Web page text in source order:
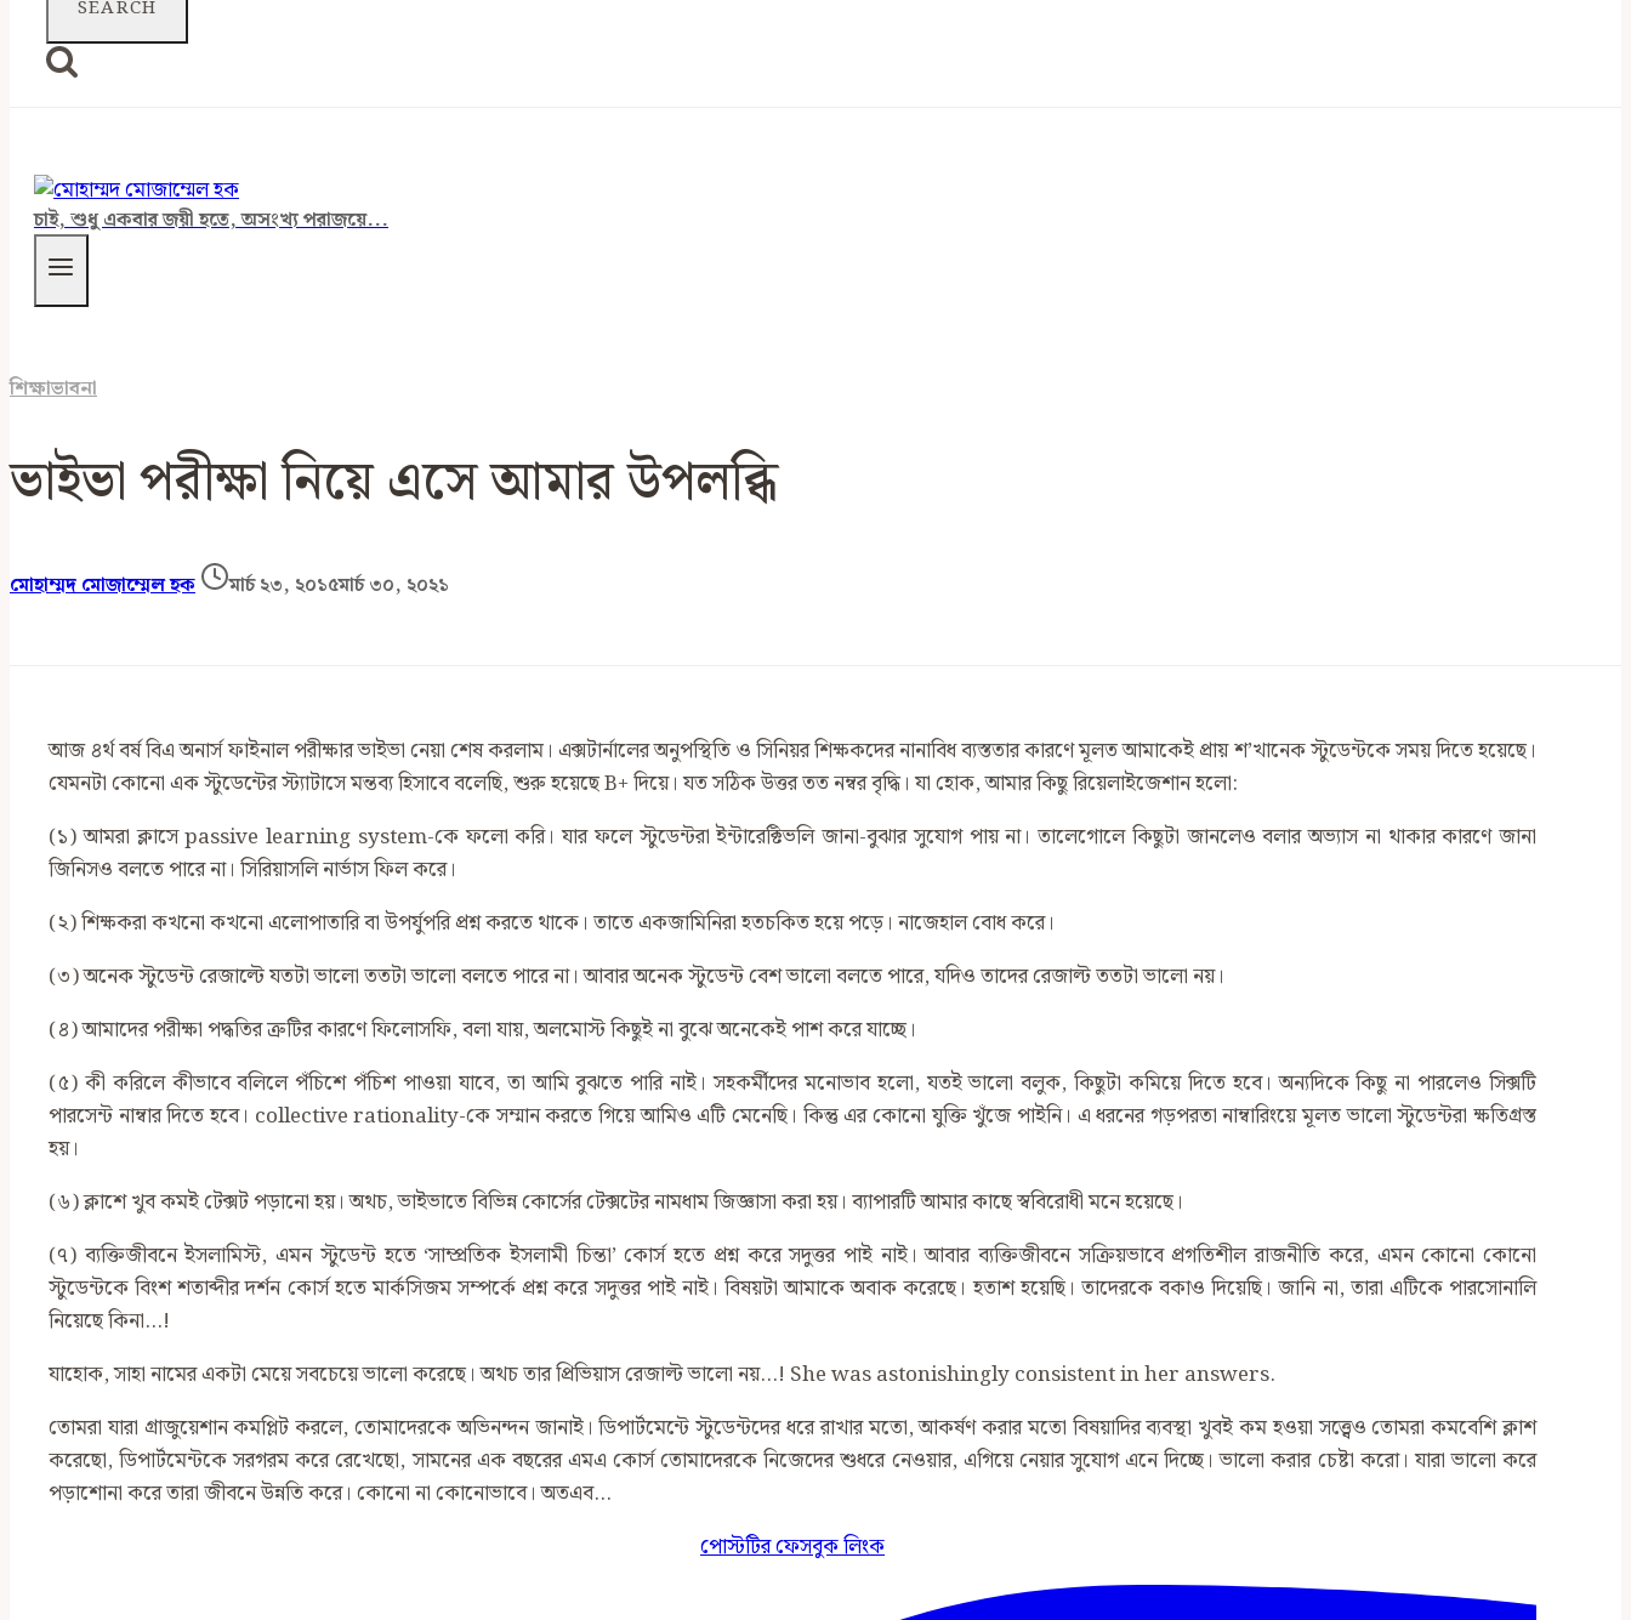
চাই, শুধু একবার জয়ী হতে, অসংখ্য পরাজয়ে...
শিক্ষাভাবনা
ভাইভা পরীক্ষা নিয়ে এসে আমার উপলব্ধি
মোহাম্মদ মোজাম্মেল হক মার্চ ২৩, ২০১৫মার্চ ৩০, ২০২১
আজ ৪র্থ বর্ষ বিএ অনার্স ফাইনাল পরীক্ষার ভাইভা নেয়া শেষ করলাম। এক্সটার্নালের অনুপস্থিতি ও সিনিয়র শিক্ষকদের নানাবিধ ব্যস্ততার কারণে মূলত আমাকেই প্রায় শ’খানেক স্টুডেন্টকে সময় দিতে হয়েছে।
যেমনটা কোনো এক স্টুডেন্টের স্ট্যাটাসে মন্তব্য হিসাবে বলেছি, শুরু হয়েছে B+ দিয়ে। যত সঠিক উত্তর তত নম্বর বৃদ্ধি। যা হোক, আমার কিছু রিয়েলাইজেশান হলো:
(১) আমরা ক্লাসে passive learning system-কে ফলো করি। যার ফলে স্টুডেন্টরা ইন্টারেক্টিভলি জানা-বুঝার সুযোগ পায় না। তালেগোলে কিছুটা জানলেও বলার অভ্যাস না থাকার কারণে জানা
জিনিসও বলতে পারে না। সিরিয়াসলি নার্ভাস ফিল করে।
(২) শিক্ষকরা কখনো কখনো এলোপাতারি বা উপর্যুপরি প্রশ্ন করতে থাকে। তাতে একজামিনিরা হতচকিত হয়ে পড়ে। নাজেহাল বোধ করে।
(৩) অনেক স্টুডেন্ট রেজাল্টে যতটা ভালো ততটা ভালো বলতে পারে না। আবার অনেক স্টুডেন্ট বেশ ভালো বলতে পারে, যদিও তাদের রেজাল্ট ততটা ভালো নয়।
(৪) আমাদের পরীক্ষা পদ্ধতির ত্রুটির কারণে ফিলোসফি, বলা যায়, অলমোস্ট কিছুই না বুঝে অনেকেই পাশ করে যাচ্ছে।
(৫) কী করিলে কীভাবে বলিলে পঁচিশে পঁচিশ পাওয়া যাবে, তা আমি বুঝতে পারি নাই। সহকর্মীদের মনোভাব হলো, যতই ভালো বলুক, কিছুটা কমিয়ে দিতে হবে। অন্যদিকে কিছু না পারলেও সিক্সটি
পারসেন্ট নাম্বার দিতে হবে। collective rationality-কে সম্মান করতে গিয়ে আমিও এটি মেনেছি। কিন্তু এর কোনো যুক্তি খুঁজে পাইনি। এ ধরনের গড়পরতা নাম্বারিংয়ে মূলত ভালো স্টুডেন্টরা ক্ষতিগ্রস্ত
হয়।
(৬) ক্লাশে খুব কমই টেক্সট পড়ানো হয়। অথচ, ভাইভাতে বিভিন্ন কোর্সের টেক্সটের নামধাম জিজ্ঞাসা করা হয়। ব্যাপারটি আমার কাছে স্ববিরোধী মনে হয়েছে।
(৭) ব্যক্তিজীবনে ইসলামিস্ট, এমন স্টুডেন্ট হতে ‘সাম্প্রতিক ইসলামী চিন্তা’ কোর্স হতে প্রশ্ন করে সদুত্তর পাই নাই। আবার ব্যক্তিজীবনে সক্রিয়ভাবে প্রগতিশীল রাজনীতি করে, এমন কোনো কোনো
স্টুডেন্টকে বিংশ শতাব্দীর দর্শন কোর্স হতে মার্কসিজম সম্পর্কে প্রশ্ন করে সদুত্তর পাই নাই। বিষয়টা আমাকে অবাক করেছে। হতাশ হয়েছি। তাদেরকে বকাও দিয়েছি। জানি না, তারা এটিকে পারসোনালি
নিয়েছে কিনা…!
যাহোক, সাহা নামের একটা মেয়ে সবচেয়ে ভালো করেছে। অথচ তার প্রিভিয়াস রেজাল্ট ভালো নয়…! She was astonishingly consistent in her answers.
তোমরা যারা গ্রাজুয়েশান কমপ্লিট করলে, তোমাদেরকে অভিনন্দন জানাই। ডিপার্টমেন্টে স্টুডেন্টদের ধরে রাখার মতো, আকর্ষণ করার মতো বিষয়াদির ব্যবস্থা খুবই কম হওয়া সত্ত্বেও তোমরা কমবেশি ক্লাশ
করেছো, ডিপার্টমেন্টকে সরগরম করে রেখেছো, সামনের এক বছরের এমএ কোর্স তোমাদেরকে নিজেদের শুধরে নেওয়ার, এগিয়ে নেয়ার সুযোগ এনে দিচ্ছে। ভালো করার চেষ্টা করো। যারা ভালো করে
পড়াশোনা করে তারা জীবনে উন্নতি করে। কোনো না কোনোভাবে। অতএব…
পোস্টটির ফেসবুক লিংক